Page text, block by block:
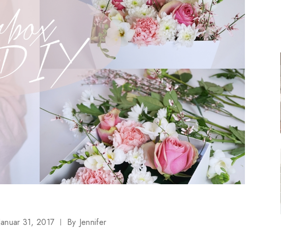
31, 2017 By Jennifer